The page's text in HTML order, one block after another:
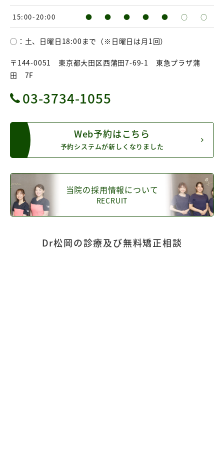
15:00-20:00 ● ● ● ● ● ○ ○
◯：土、日曜日18:00まで（※日曜日は月1回）
〒144-0051 東京都大田区西蒲田7-69-1 東急プラザ蒲
田 7F
03-3734-1055
Web予約はこちら
予約システムが新しくなりました
当院の採用情報について
RECRUIT
Dr松岡の診療及び無料矯正相談